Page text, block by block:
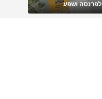
לפרנסה ושפע